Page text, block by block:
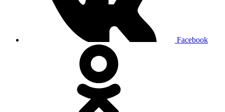
Facebook